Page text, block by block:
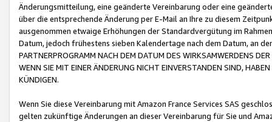
Änderungsmitteilung, eine geänderte Vereinbarung oder eine
über die entsprechende Änderung per E-Mail an Ihre zu diesem
ausgenommen etwaige Erhöhungen der Standardvergütung im
Datum, jedoch frühestens sieben Kalendertage nach dem Datum, an
PARTNERPROGRAMM NACH DEM DATUM DES WIRKSAMWERDENS
WENN SIE MIT EINER ÄNDERUNG NICHT EINVERSTANDEN SIND,
KÜNDIGEN.
Wenn Sie diese Vereinbarung mit Amazon France Services SAS
gelten zukünftige Änderungen an dieser Vereinbarung für Sie und